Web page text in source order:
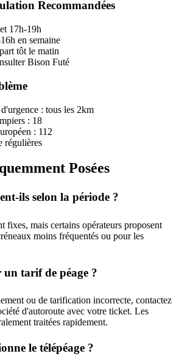
Recommandées
17h-19h
en semaine
tôt le matin
Bison Futé
: tous les 2km
: 18
: 112
régulières
Posées
ils selon la période ?
fixes, mais certains opérateurs proposent
moins fréquentés ou pour les
un tarif de péage ?
ou de tarification incorrecte, contactez
d'autoroute avec votre ticket. Les
traitées rapidement.
le télépéage ?